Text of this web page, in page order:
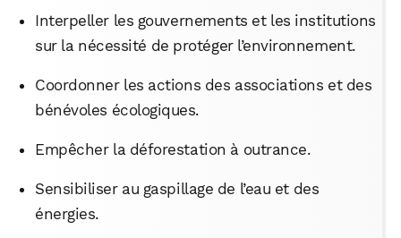
Interpeller les gouvernements et les institutions
sur la nécessité de protéger l’environnement.
Coordonner les actions des associations et des
bénévoles écologiques.
Empêcher la déforestation à outrance.
Sensibiliser au gaspillage de l’eau et des
énergies.